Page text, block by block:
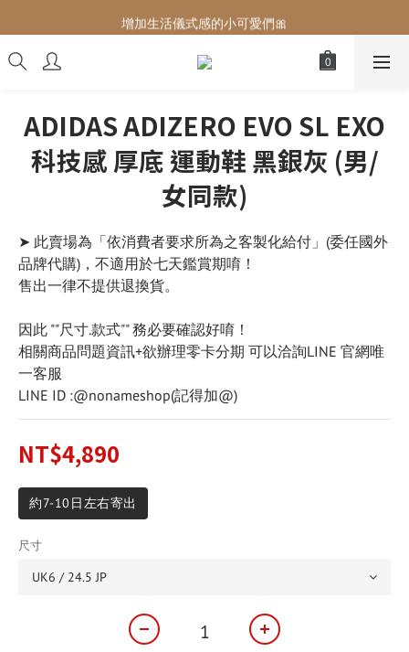
增加生活儀式感的小可愛們🎀
增加生活儀式感的小可愛們🎀
最後現貨‼️這價格不需要再解釋🔥
ADIDAS ADIZERO EVO SL EXO
科技感 厚底 運動鞋 黑銀灰 (男/
女同款)
➤ 此賣場為「依消費者要求所為之客製化給付」(委任國外
品牌代購)，不適用於七天鑑賞期唷！
售出一律不提供退換貨。
因此 ""尺寸.款式"" 務必要確認好唷！
相關商品問題資訊+欲辦理零卡分期 可以洽詢LINE 官網唯
一客服
LINE ID :@nonameshop(記得加@)
NT$4,890
約7-10日左右寄出
尺寸